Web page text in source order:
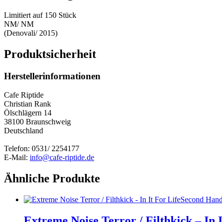
Limitiert auf 150 Stück
NM/ NM
(Denovali/ 2015)
Produktsicherheit
Herstellerinformationen
Cafe Riptide
Christian Rank
Ölschlägern 14
38100 Braunschweig
Deutschland
Telefon: 0531/ 2254177
E-Mail: info@cafe-riptide.de
Ähnliche Produkte
Second Hand